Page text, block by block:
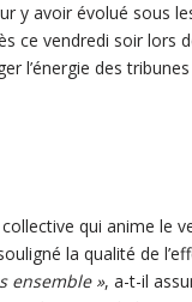
y avoir évolué sous
ce vendredi soir lors
l’énergie des
qui anime le
la qualité de
ensemble », a-t-il